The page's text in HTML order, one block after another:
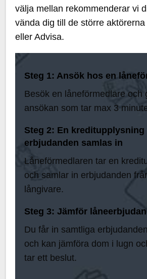
välja mellan rekommenderar vi
vända dig till de större
eller Advisa.
Steg 1: Ansök hos en
Besök en låneförmedlare och
ansökan som tar max 3
Steg 2: En kreditupplysning
erbjudanden samlas in
Låneförmedlaren tar en
och samlar in erbjudanden
långivare.
Steg 3: Jämför
Du får in samtliga
och kan jämföra dom i lugn
tar ett beslut.